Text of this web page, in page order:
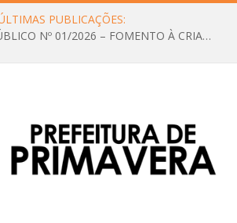
PUBLICAÇÕES:
CHAMAMENTO PÚBLICO Nº 01/2026 – FOMENTO À CRIAÇÃO E A CIRCULAÇÃO DE PRODUÇÕES CULTURAIS – Aldir Blanc